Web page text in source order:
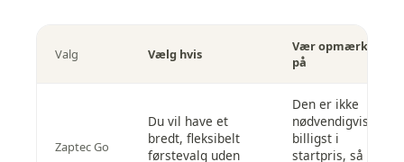
Valg Vælg hvis
Vær opmærksom
på
Zaptec Go
Du vil have et
bredt, fleksibelt
førstevalg uden
Den er ikke
nødvendigvis
billigst i
startpris, så